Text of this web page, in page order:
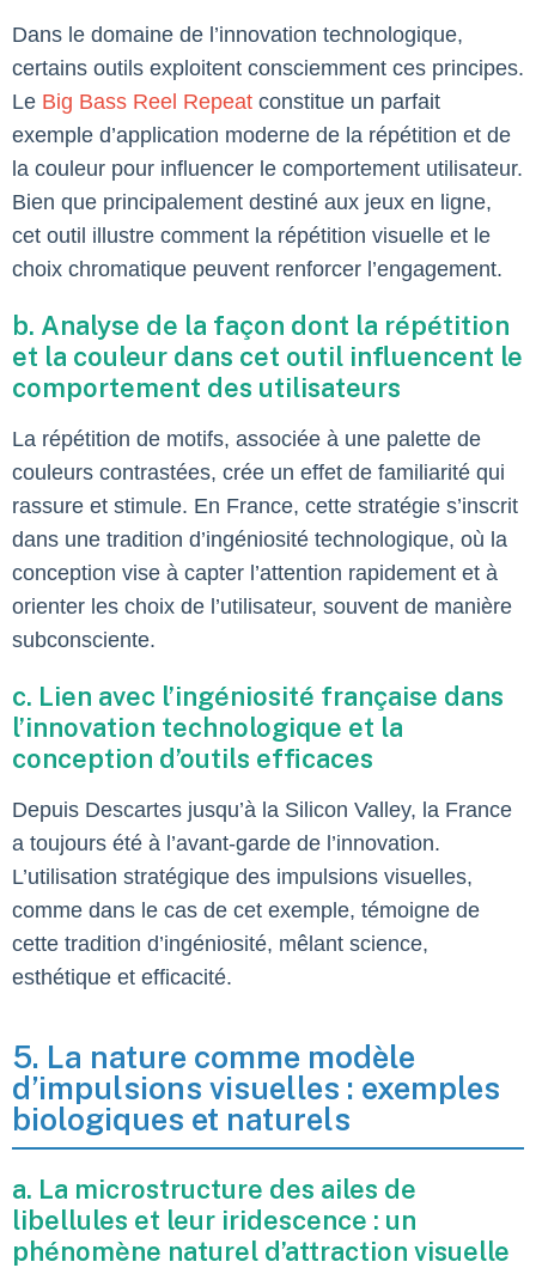
Dans le domaine de l’innovation technologique,
certains outils exploitent consciemment ces principes.
Le Big Bass Reel Repeat constitue un parfait
exemple d’application moderne de la répétition et de
la couleur pour influencer le comportement utilisateur.
Bien que principalement destiné aux jeux en ligne,
cet outil illustre comment la répétition visuelle et le
choix chromatique peuvent renforcer l’engagement.
b. Analyse de la façon dont la répétition
et la couleur dans cet outil influencent le
comportement des utilisateurs
La répétition de motifs, associée à une palette de
couleurs contrastées, crée un effet de familiarité qui
rassure et stimule. En France, cette stratégie s’inscrit
dans une tradition d’ingéniosité technologique, où la
conception vise à capter l’attention rapidement et à
orienter les choix de l’utilisateur, souvent de manière
subconsciente.
c. Lien avec l’ingéniosité française dans
l’innovation technologique et la
conception d’outils efficaces
Depuis Descartes jusqu’à la Silicon Valley, la France
a toujours été à l’avant-garde de l’innovation.
L’utilisation stratégique des impulsions visuelles,
comme dans le cas de cet exemple, témoigne de
cette tradition d’ingéniosité, mêlant science,
esthétique et efficacité.
5. La nature comme modèle
d’impulsions visuelles : exemples
biologiques et naturels
a. La microstructure des ailes de
libellules et leur iridescence : un
phénomène naturel d’attraction visuelle